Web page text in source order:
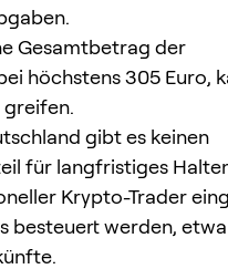
Gesamtbetrag der
höchstens 305 Euro,
gibt es keinen
für langfristiges
Krypto-Trader
besteuert werden,